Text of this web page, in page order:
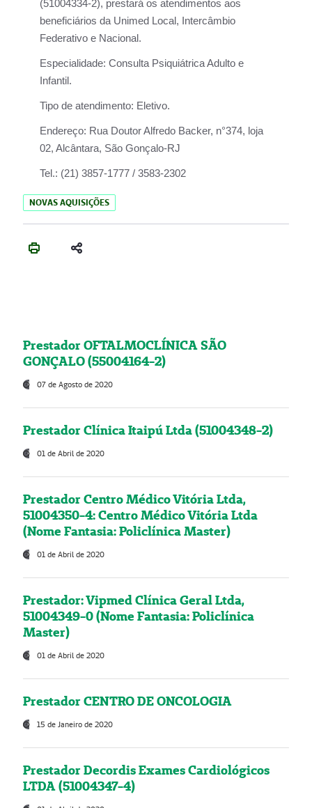
(51004334-2), prestará os atendimentos aos
beneficiários da Unimed Local, Intercâmbio
Federativo e Nacional.
Especialidade: Consulta Psiquiátrica Adulto e
Infantil.
Tipo de atendimento: Eletivo.
Endereço: Rua Doutor Alfredo Backer, n°374, loja
02, Alcântara, São Gonçalo-RJ
Tel.: (21) 3857-1777 / 3583-2302
NOVAS AQUISIÇÕES
Prestador OFTALMOCLÍNICA SÃO
GONÇALO (55004164-2)
07 de Agosto de 2020
Prestador Clínica Itaipú Ltda (51004348-2)
01 de Abril de 2020
Prestador Centro Médico Vitória Ltda,
51004350-4: Centro Médico Vitória Ltda
(Nome Fantasia: Policlínica Master)
01 de Abril de 2020
Prestador: Vipmed Clínica Geral Ltda,
51004349-0 (Nome Fantasia: Policlínica
Master)
01 de Abril de 2020
Prestador CENTRO DE ONCOLOGIA
15 de Janeiro de 2020
Prestador Decordis Exames Cardiológicos
LTDA (51004347-4)